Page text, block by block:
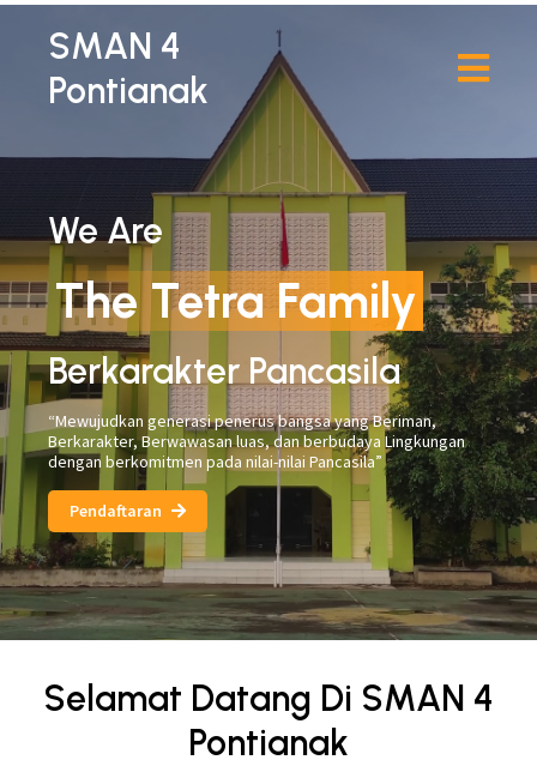
SMAN 4
Pontianak
We Are
The Tetra Family
Berkarakter Pancasila
“Mewujudkan generasi penerus bangsa yang Beriman,
Berkarakter, Berwawasan luas, dan berbudaya Lingkungan
dengan berkomitmen pada nilai-nilai Pancasila”
Pendaftaran
Selamat Datang Di SMAN 4
Pontianak